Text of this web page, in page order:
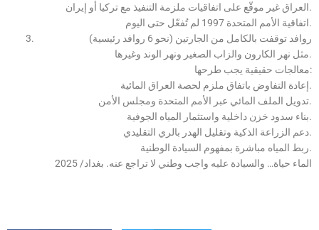
العراق غير موقّع على اتفاقيات ملزمة التنفيذ مع تركيا أو إيران.
اتفاقية الأمم المتحدة 1997 لم تُفعّل حتى اليوم.
روافد توقفت بالكامل من الجارتين (نحو 6 روافد رئيسية)
مثل نهر الكارون والزاب الصغير ونهر الوند وغيرها.
معالجات حقيقية يجب طرحها:
إعادة التفاوض باتفاق ملزم لحصة العراق المائية.
تدويل الملف المائي عبر الأمم المتحدة ومجلس الأمن.
بناء سدود خزن داخلية واستثمار المياه الجوفية.
دعم الزراعة الذكية وتقليل الهدر بالري التقليدي.
ربط المياه مباشرة بمفهوم السيادة الوطنية.
الماء حياة… والسيادة عليه واجب وطني لا تراجع عنه. بغداد/ 2025